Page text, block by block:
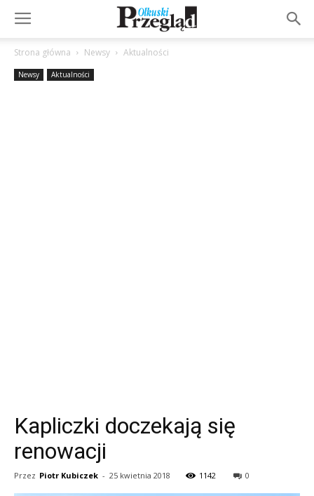
Strona główna Newsy Aktualności
Newsy Aktualności
Kapliczki doczekają się
renowacji
Przez Piotr Kubiczek - 25 kwietnia 2018 1142 0